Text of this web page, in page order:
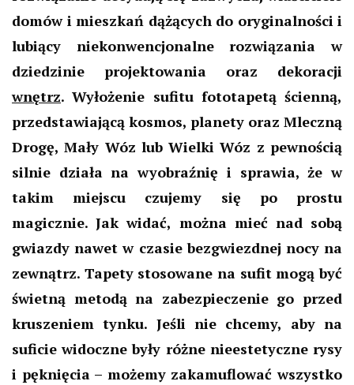
domów i mieszkań dążących do oryginalności i
lubiący niekonwencjonalne rozwiązania w
dziedzinie projektowania oraz dekoracji
wnętrz. Wyłożenie sufitu fototapetą ścienną,
przedstawiającą kosmos, planety oraz Mleczną
Drogę, Mały Wóz lub Wielki Wóz z pewnością
silnie działa na wyobraźnię i sprawia, że w
takim miejscu czujemy się po prostu
magicznie. Jak widać, można mieć nad sobą
gwiazdy nawet w czasie bezgwiezdnej nocy na
zewnątrz. Tapety stosowane na sufit mogą być
świetną metodą na zabezpieczenie go przed
kruszeniem tynku. Jeśli nie chcemy, aby na
suficie widoczne były różne nieestetyczne rysy
i pęknięcia – możemy zakamuflować wszystko